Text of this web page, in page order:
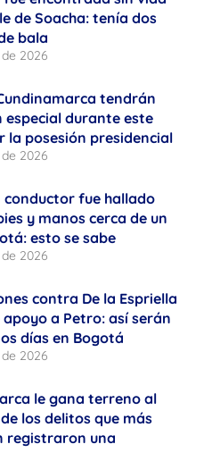
de Soacha: tenía dos
bala
2026
tendrán
especial durante este
la posesión presidencial
2026
conductor fue hallado
y manos cerca de un
esto se sabe
2026
contra De la Espriella
a Petro: así serán
días en Bogotá
2026
le gana terreno al
los delitos que más
registraron una